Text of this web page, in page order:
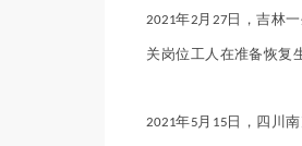
2021年2月 27日，吉林
关岗位工人在准备恢复
2021年5月 15 日，四川